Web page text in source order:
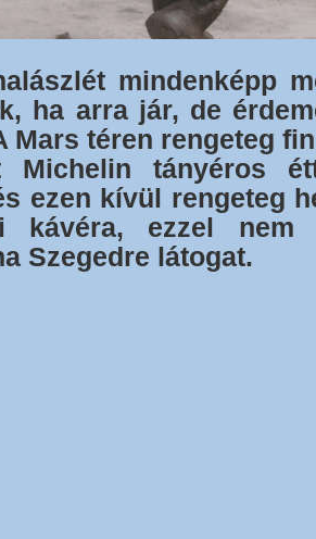
mindenképp
ha arra jár, de
Mars téren rengeteg
Michelin tányéros
ezen kívül rengeteg
kávéra, ezzel nem
Szegedre látogat.